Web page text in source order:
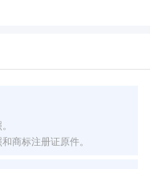
商标注册证原件。